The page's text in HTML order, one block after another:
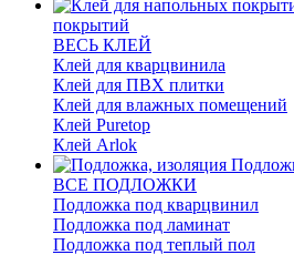
покрытий
ВЕСЬ КЛЕЙ
Клей для кварцвинила
Клей для ПВХ плитки
Клей для влажных помещений
Клей Puretop
Клей Arlok
ВСЕ ПОДЛОЖКИ
Подложка под кварцвинил
Подложка под ламинат
Подложка под теплый пол